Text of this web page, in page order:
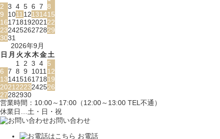
2 3 4 5 6 7 8
9
101112131415
16171819202122
23242526272829
3031
2026年9月
日 月 火水木金土
1 2 3 4 5
6 7 8 9 101112
13141516171819
20212223242526
27282930
営業時間：10:00～17:00（12:00～13:00 TEL不通）
休業日…土・日・祝
お問い合わせ
お電話